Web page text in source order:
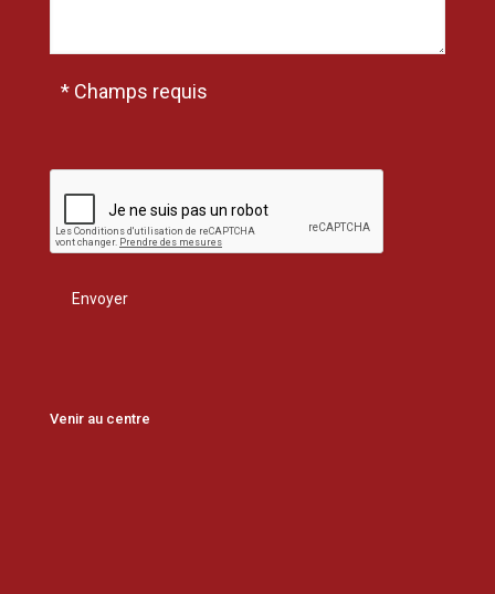
* Champs requis
Venir au centre